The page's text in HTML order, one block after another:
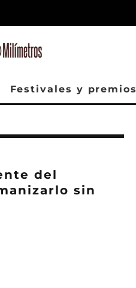
Festivales y premios
del
sin